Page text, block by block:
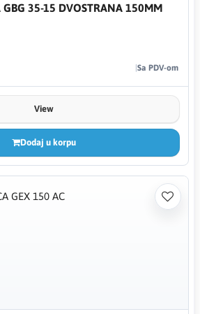
GBG 35-15 DVOSTRANA 150MM
Sa PDV-om
View
Dodaj u korpu